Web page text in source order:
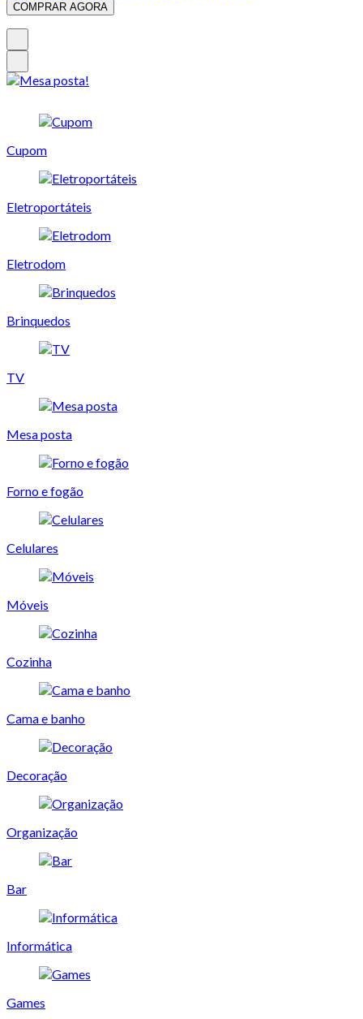
COMPRAR AGORA
Cupom
Eletroportáteis
Eletrodom
Brinquedos
TV
Mesa posta
Forno e fogão
Celulares
Móveis
Cozinha
Cama e banho
Decoração
Organização
Bar
Informática
Games